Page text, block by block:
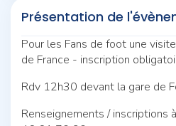
Présentation de
Pour les Fans de foot une
de France - inscription
Rdv 12h30 devant la gare de
Renseignements / inscriptions